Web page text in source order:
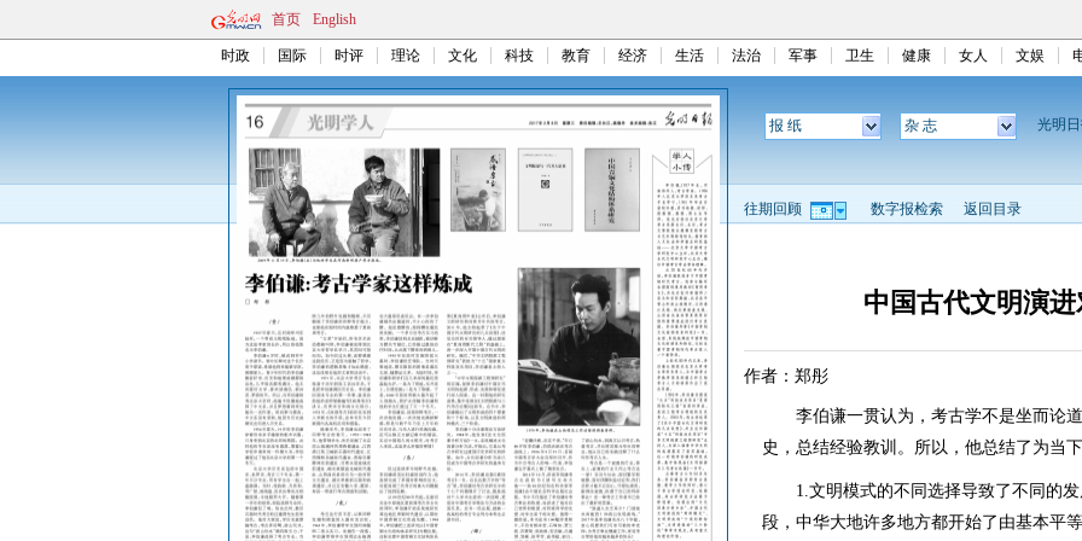
首页 English
时政 国际 时评 理论 文化 科技 教育 经济 生活 法治 军事 卫生 健康 女人 文娱
报 纸 杂 志 光明
往期回顾 数字报检索 返回目录
中国古代文明演
作者：郑彤
李伯谦一贯认为，考古学不是坐而论道
史，总结经验教训。所以，他总结了为当
1.文明模式的不同选择导致了不同的发
段，中华大地许多地方都开始了由基本平